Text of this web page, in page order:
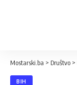
Mostarski.ba > Društvo >
BIH